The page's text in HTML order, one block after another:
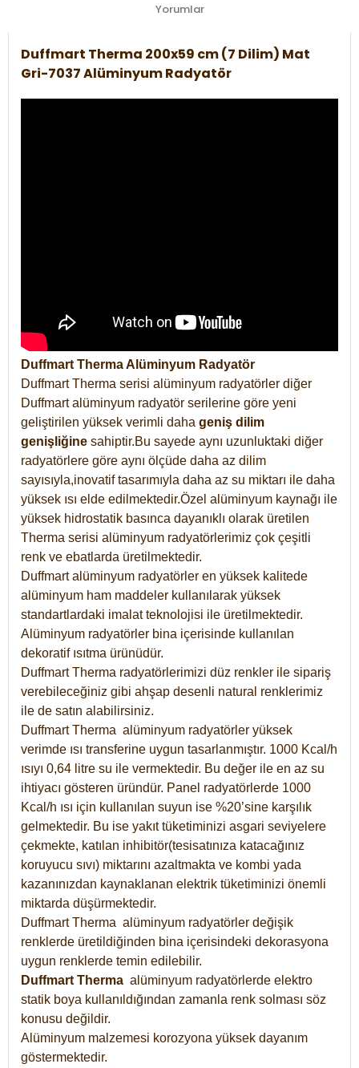
Yorumlar
Duffmart Therma 200x59 cm (7 Dilim) Mat
Gri-7037 Alüminyum Radyatör
Duffmart Therma Alüminyum Radyatör
Duffmart Therma serisi alüminyum radyatörler diğer
Duffmart alüminyum radyatör serilerine göre yeni
geliştirilen yüksek verimli daha geniş dilim
genişliğine sahiptir.Bu sayede aynı uzunluktaki diğer
radyatörlere göre aynı ölçüde daha az dilim
sayısıyla,inovatif tasarımıyla daha az su miktarı ile daha
yüksek ısı elde edilmektedir.Özel alüminyum kaynağı ile
yüksek hidrostatik basınca dayanıklı olarak üretilen
Therma serisi alüminyum radyatörlerimiz çok çeşitli
renk ve ebatlarda üretilmektedir.
Duffmart alüminyum radyatörler en yüksek kalitede
alüminyum ham maddeler kullanılarak yüksek
standartlardaki imalat teknolojisi ile üretilmektedir.
Alüminyum radyatörler bina içerisinde kullanılan
dekoratif ısıtma ürünüdür.
Duffmart Therma radyatörlerimizi düz renkler ile sipariş
verebileceğiniz gibi ahşap desenli natural renklerimiz
ile de satın alabilirsiniz.
Duffmart Therma alüminyum radyatörler yüksek
verimde ısı transferine uygun tasarlanmıştır. 1000 Kcal/h
ısıyı 0,64 litre su ile vermektedir. Bu değer ile en az su
ihtiyacı gösteren üründür. Panel radyatörlerde 1000
Kcal/h ısı için kullanılan suyun ise %20’sine karşılık
gelmektedir. Bu ise yakıt tüketiminizi asgari seviyelere
çekmekte, katılan inhibitör(tesisatınıza katacağınız
koruyucu sıvı) miktarını azaltmakta ve kombi yada
kazanınızdan kaynaklanan elektrik tüketiminizi önemli
miktarda düşürmektedir.
Duffmart Therma alüminyum radyatörler değişik
renklerde üretildiğinden bina içerisindeki dekorasyona
uygun renklerde temin edilebilir.
Duffmart Therma alüminyum radyatörlerde elektro
statik boya kullanıldığından zamanla renk solması söz
konusu değildir.
Alüminyum malzemesi korozyona yüksek dayanım
göstermektedir.